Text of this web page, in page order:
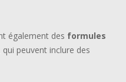
également des formules
qui peuvent inclure des